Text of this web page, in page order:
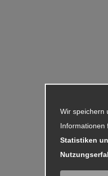
Wir speichern
Informationen
Statistiken